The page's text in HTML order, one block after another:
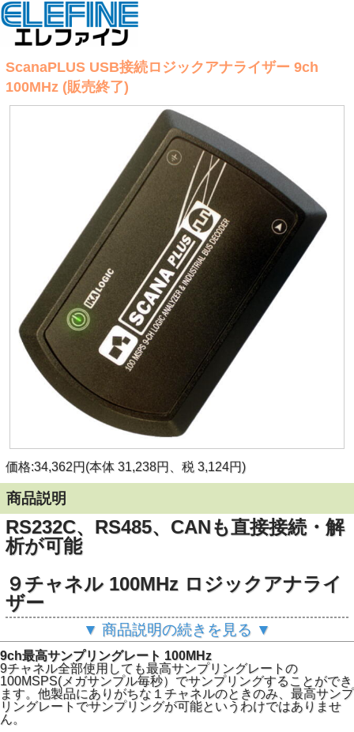
ScanaPLUS USB接続ロジックアナライザー 9ch
100MHz (販売終了)
価格:34,362円(本体 31,238円、税 3,124円)
商品説明
RS232C、RS485、CANも直接接続・解
析が可能
９チャネル 100MHz ロジックアナライ
ザー
フランスIKALogic社のパソコンのUSBにつないで使用する
ロジックアナライザー。 9チャネル入力、最高サンプリング
レート100MHz。
UART、 SPI、 CAN、 LIN、 I2C、 1-Wireなどのプロトコル
の信号を解析し、データを表示することもできます。
販売元で生産終了しました。
▼ 商品説明の続きを見る ▼
9ch最高サンプリングレート 100MHz
9チャネル全部使用しても最高サンプリングレートの
100MSPS(メガサンプル毎秒）でサンプリングすることができ
ます。他製品にありがちな１チャネルのときのみ、最高サンプ
リングレートでサンプリングが可能というわけではありませ
ん。